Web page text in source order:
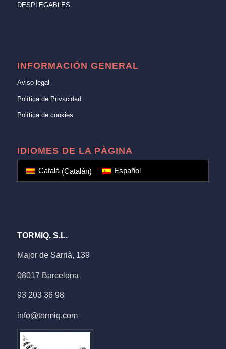
DESPLEGABLES
INFORMACIÓN GENERAL
Aviso legal
Política de Privacidad
Política de cookies
IDIOMES DE LA PÀGINA
Català(Catalán) Español
TORMIQ, S.L.
Major de Sarrià, 139
08017 Barcelona
93 203 36 98
info@tormiq.com